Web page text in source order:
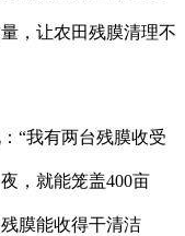
，让农田残膜清理不
“我有两台残膜收受
，就能笼盖400亩
膜能收得干清洁